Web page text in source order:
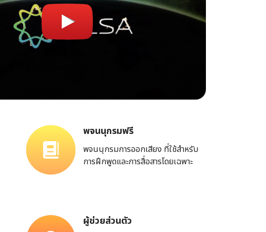
พจนนุกรมฟรี
พจนนุกรมการออกเสียง ที่ใช้สำหรับ
การฝึกพูดและการสื่อสารโดยเฉพาะ
ผู้ช่วยส่วนตัว